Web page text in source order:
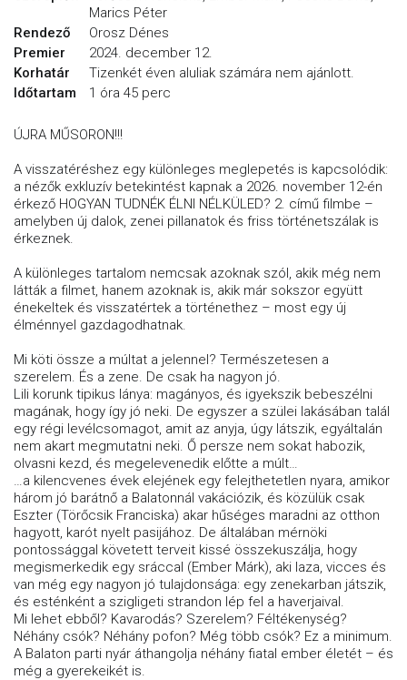
Marics Péter
Rendező
Orosz Dénes
Premier
2024. december 12.
Korhatár
Tizenkét éven aluliak számára nem ajánlott.
Időtartam
1 óra 45 perc
ÚJRA MŰSORON!!!
A visszatéréshez egy különleges meglepetés is kapcsolódik:
a nézők exkluzív betekintést kapnak a 2026. november 12-én
érkező HOGYAN TUDNÉK ÉLNI NÉLKÜLED? 2. című filmbe –
amelyben új dalok, zenei pillanatok és friss történetszálak is
érkeznek.
A különleges tartalom nemcsak azoknak szól, akik még nem
látták a filmet, hanem azoknak is, akik már sokszor együtt
énekeltek és visszatértek a történethez – most egy új
élménnyel gazdagodhatnak.
Mi köti össze a múltat a jelennel? Természetesen a
szerelem. És a zene. De csak ha nagyon jó.
Lili korunk tipikus lánya: magányos, és igyekszik bebeszélni
magának, hogy így jó neki. De egyszer a szülei lakásában talál
egy régi levélcsomagot, amit az anyja, úgy látszik, egyáltalán
nem akart megmutatni neki. Ő persze nem sokat habozik,
olvasni kezd, és megelevenedik előtte a múlt…
…a kilencvenes évek elejének egy felejthetetlen nyara, amikor
három jó barátnő a Balatonnál vakációzik, és közülük csak
Eszter (Törőcsik Franciska) akar hűséges maradni az otthon
hagyott, karót nyelt pasijához. De általában mérnöki
pontossággal követett terveit kissé összekuszálja, hogy
megismerkedik egy sráccal (Ember Márk), aki laza, vicces és
van még egy nagyon jó tulajdonsága: egy zenekarban játszik,
és esténként a szigligeti strandon lép fel a haverjaival.
Mi lehet ebből? Kavarodás? Szerelem? Féltékenység?
Néhány csók? Néhány pofon? Még több csók? Ez a minimum.
A Balaton parti nyár áthangolja néhány fiatal ember életét – és
még a gyerekeikét is.